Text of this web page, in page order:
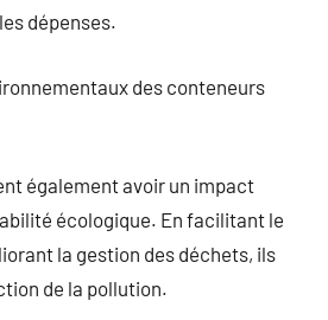
dépenses.
des conteneurs
également avoir un impact
écologique. En facilitant le
la gestion des déchets, ils
de la pollution.